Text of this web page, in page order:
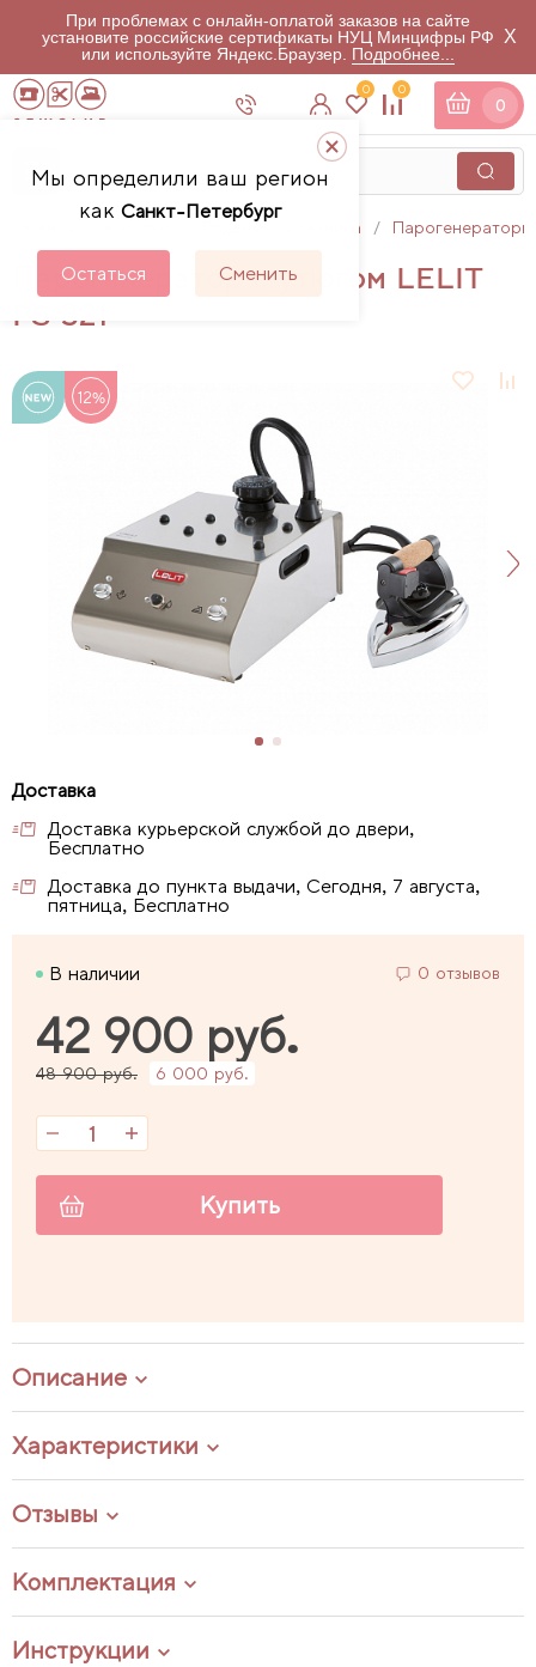
При проблемах с онлайн-оплатой заказов на сайте
установите российские сертификаты НУЦ Минцифры РФ
или используйте Яндекс.Браузер. Подробнее...
X
Мы определили ваш регион
как Санкт-Петербург
Остаться Сменить
0 0
0
Гладильная техника Парогенераторы
Парогенератор с утюгом LELIT
PS 321
12%
Доставка курьерской службой до двери,
Бесплатно
Доставка до пункта выдачи, Сегодня, 7 августа,
пятница, Бесплатно
В наличии 0 отзывов
42 900 руб.
48 900 руб. 6 000 руб.
Купить
Описание
Характеристики
Отзывы
Комплектация
Инструкции